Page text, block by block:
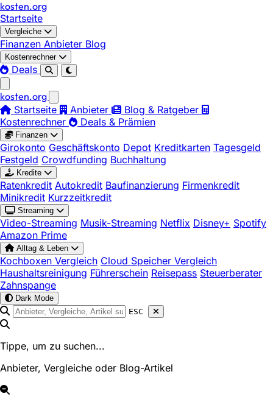
kosten.org
Startseite
Vergleiche
Finanzen Anbieter Blog
Kostenrechner
Deals
kosten.org
Startseite
Anbieter
Blog & Ratgeber
Kostenrechner
Deals & Prämien
Finanzen
Girokonto Geschäftskonto Depot Kreditkarten Tagesgeld
Festgeld Crowdfunding Buchhaltung
Kredite
Ratenkredit Autokredit Baufinanzierung Firmenkredit
Minikredit Kurzzeitkredit
Streaming
Video-Streaming Musik-Streaming Netflix Disney+ Spotify
Amazon Prime
Alltag & Leben
Kochboxen Vergleich Cloud Speicher Vergleich
Haushaltsreinigung Führerschein Reisepass Steuerberater
Zahnspange
Dark Mode
ESC
Tippe, um zu suchen...
Anbieter, Vergleiche oder Blog-Artikel